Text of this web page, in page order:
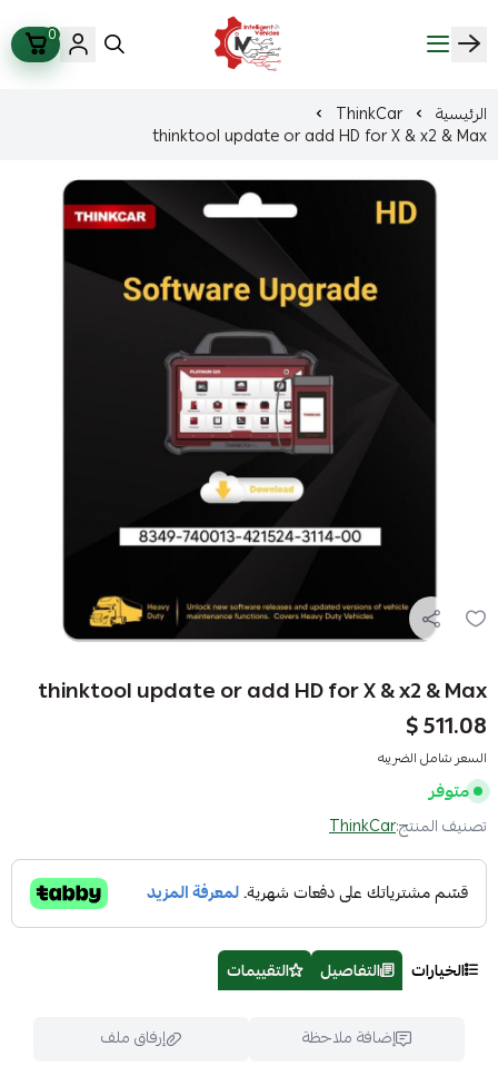
ذكاء المركبات Intelligent Vehicles
0
الرئيسية ThinkCar
thinktool update or add HD for X & x2 & Max
thinktool update or add HD for X & x2 & Max
511.08 $
السعر شامل الضريبه
متوفر
تصنيف المنتج:ThinkCar
الخيارات التفاصيل التقييمات
إضافة ملاحظة إرفاق ملف